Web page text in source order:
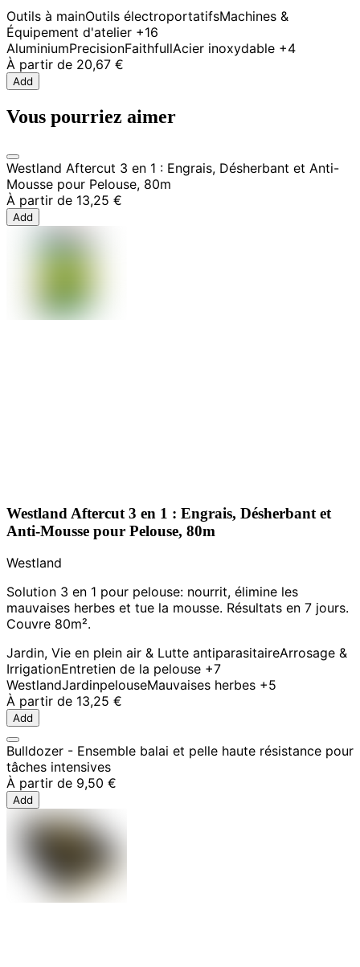
Outils à mainOutils électroportatifsMachines &
Équipement d'atelier +16
AluminiumPrecisionFaithfullAcier inoxydable +4
À partir de 20,67 €
Add
Vous pourriez aimer
Westland Aftercut 3 en 1 : Engrais, Désherbant et Anti-
Mousse pour Pelouse, 80m
À partir de 13,25 €
Add
Westland Aftercut 3 en 1 : Engrais, Désherbant et
Anti-Mousse pour Pelouse, 80m
Westland
Solution 3 en 1 pour pelouse: nourrit, élimine les
mauvaises herbes et tue la mousse. Résultats en 7 jours.
Couvre 80m².
Jardin, Vie en plein air & Lutte antiparasitaireArrosage &
IrrigationEntretien de la pelouse +7
WestlandJardinpelouseMauvaises herbes +5
À partir de 13,25 €
Add
Bulldozer - Ensemble balai et pelle haute résistance pour
tâches intensives
À partir de 9,50 €
Add